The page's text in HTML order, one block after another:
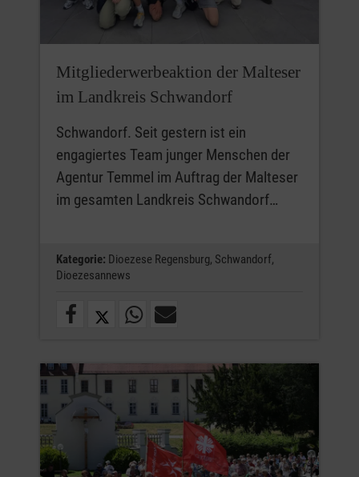
Mitgliederwerbeaktion der Malteser
im Landkreis Schwandorf
Schwandorf. Seit gestern ist ein
engagiertes Team junger Menschen der
Agentur Temmel im Auftrag der Malteser
im gesamten Landkreis Schwandorf…
Kategorie: Dioezese Regensburg, Schwandorf,
Dioezesannews